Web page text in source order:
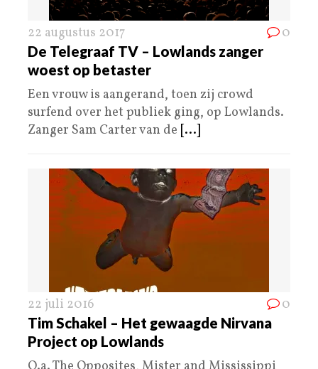
22 augustus 2017 0
De Telegraaf TV – Lowlands zanger
woest op betaster
Een vrouw is aangerand, toen zij crowd
surfend over het publiek ging, op Lowlands.
Zanger Sam Carter van de [...]
22 juli 2016 0
Tim Schakel – Het gewaagde Nirvana
Project op Lowlands